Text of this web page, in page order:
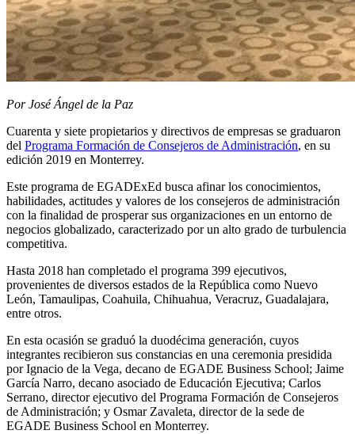
Por José Ángel de la Paz
Cuarenta y siete propietarios y directivos de empresas se graduaron
del Programa Formación de Consejeros de Administración, en su
edición 2019 en Monterrey.
Este programa de EGADExEd busca afinar los conocimientos,
habilidades, actitudes y valores de los consejeros de administración
con la finalidad de prosperar sus organizaciones en un entorno de
negocios globalizado, caracterizado por un alto grado de turbulencia
competitiva.
Hasta 2018 han completado el programa 399 ejecutivos,
provenientes de diversos estados de la República como Nuevo
León, Tamaulipas, Coahuila, Chihuahua, Veracruz, Guadalajara,
entre otros.
En esta ocasión se graduó la duodécima generación, cuyos
integrantes recibieron sus constancias en una ceremonia presidida
por Ignacio de la Vega, decano de EGADE Business School; Jaime
García Narro, decano asociado de Educación Ejecutiva; Carlos
Serrano, director ejecutivo del Programa Formación de Consejeros
de Administración; y Osmar Zavaleta, director de la sede de
EGADE Business School en Monterrey.